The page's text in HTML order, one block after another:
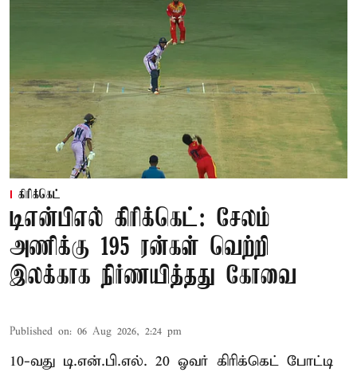
கிரிக்கெட்
டிஎன்பிஎல் கிரிக்கெட்: சேலம்
அணிக்கு 195 ரன்கள் வெற்றி
இலக்காக நிர்ணயித்தது கோவை
Published on: 06 Aug 2026, 2:24 pm
10-வது டி.என்.பி.எல். 20 ஓவர் கிரிக்கெட் போட்டி